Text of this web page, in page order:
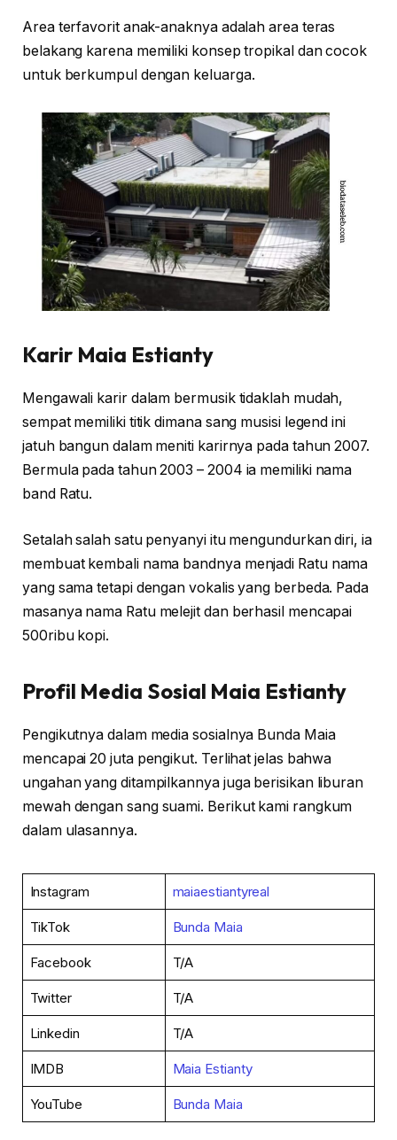
Area terfavorit anak-anaknya adalah area teras
belakang karena memiliki konsep tropikal dan cocok
untuk berkumpul dengan keluarga.
Karir Maia Estianty
Mengawali karir dalam bermusik tidaklah mudah,
sempat memiliki titik dimana sang musisi legend ini
jatuh bangun dalam meniti karirnya pada tahun 2007.
Bermula pada tahun 2003 – 2004 ia memiliki nama
band Ratu.
Setalah salah satu penyanyi itu mengundurkan diri, ia
membuat kembali nama bandnya menjadi Ratu nama
yang sama tetapi dengan vokalis yang berbeda. Pada
masanya nama Ratu melejit dan berhasil mencapai
500ribu kopi.
Profil Media Sosial Maia Estianty
Pengikutnya dalam media sosialnya Bunda Maia
mencapai 20 juta pengikut. Terlihat jelas bahwa
ungahan yang ditampilkannya juga berisikan liburan
mewah dengan sang suami. Berikut kami rangkum
dalam ulasannya.
Instagram maiaestiantyreal
TikTok Bunda Maia
Facebook T/A
Twitter T/A
Linkedin T/A
IMDB Maia Estianty
YouTube Bunda Maia